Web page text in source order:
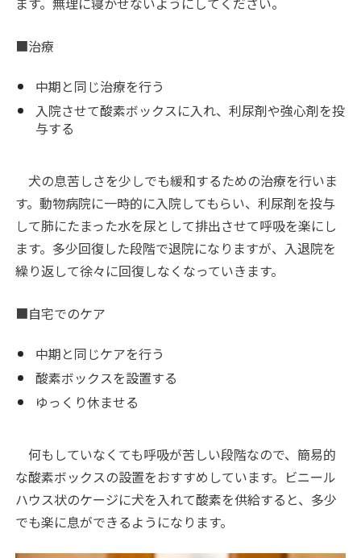
■治療
中期と同じ治療を行う
入院させて酸素ボックスに入れ、利尿剤や強心剤を投
与する
犬の息苦しさを少しでも緩和するための治療を行いま
す。動物病院に一時的に入院してもらい、利尿剤を投与
して肺にたまった水を尿として排出させて呼吸を楽にし
ます。多少回復した段階で退院になりますが、入退院を
繰り返して徐々に回復しなくなっていきます。
■自宅でのケア
中期と同じケアを行う
酸素ボックスを設置する
ゆっくり休ませる
何もしていなくても呼吸が苦しい段階なので、簡易的
な酸素ボックスの設置をおすすめしています。ビニール
ハウス状のケージに犬を入れて酸素を供給すると、多少
でも楽に息ができるようになります。